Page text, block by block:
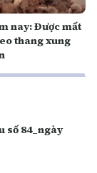
nay: Được mất
thang xung
số 84_ngày